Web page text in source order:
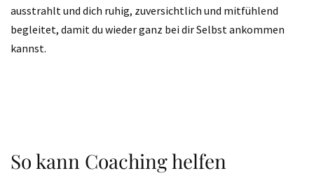
ausstrahlt und dich ruhig, zuversichtlich und mitfühlend
begleitet, damit du wieder ganz bei dir Selbst ankommen
kannst.
So kann Coaching helfen